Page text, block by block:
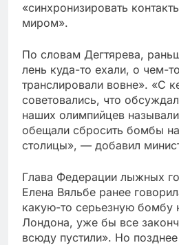
«синхронизировать
миром».
По словам Дегтярева,
лень куда-то ехали, о чем-
транслировали вовне». «С
советовались, что
наших олимпийцев
обещали сбросить бомбы
столицы», — добавил
Глава Федерации лыжных
Елена Вяльбе ранее
какую-то серьезную бомбу
Лондона, уже бы все
всюду пустили». Но